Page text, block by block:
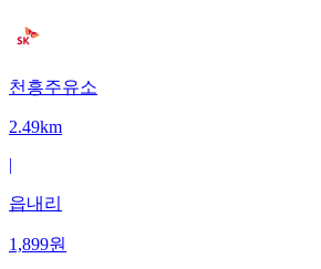
천흥주유소
2.49km
|
읍내리
1,899원